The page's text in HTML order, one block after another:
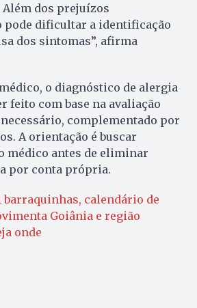
Além dos prejuízos
dificultar a identificação
dos sintomas”, afirma
o diagnóstico de alergia
feito com base na avaliação
complementado por
A orientação é buscar
médico antes de eliminar
por conta própria.
barraquinhas, calendário de
Goiânia e região
onde